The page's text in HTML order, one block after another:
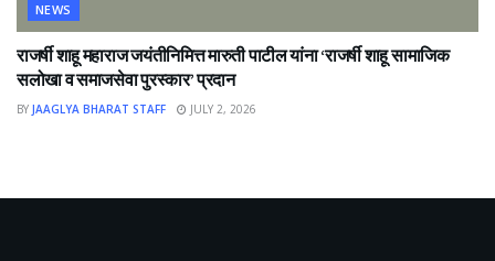
NEWS
राजर्षी शाहू महाराज जयंतीनिमित्त मारुती पाटील यांना ‘राजर्षी शाहू सामाजिक
सलोखा व समाजसेवा पुरस्कार’ प्रदान
BY JAAGLYA BHARAT STAFF JULY 2, 2026